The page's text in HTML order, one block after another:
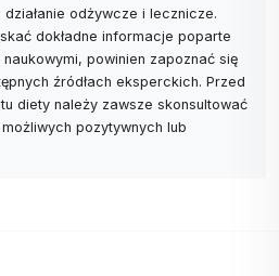
odżywcze i lecznicze.
dokładne informacje poparte
powinien zapoznać się
źródłach eksperckich. Przed
diety należy zawsze skonsultować
pozytywnych lub